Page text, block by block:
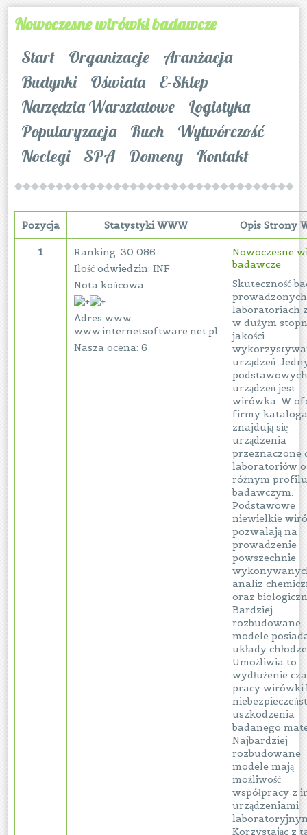
Nowoczesne wirówki badawcze
Start
Organizacje
Aranżacja
Budynki
Oświata
E-Sklep
Narzędzia Warsztatowe
Logistyka
Popularyzacja
Ruch
Wytwórczość
Noclegi
SPA Domeny Kontakt
Pozycja Statystyki WWW Opis Strony
1
Ranking: 30 086
Ilość odwiedzin: INF
Nota końcowa:
Adres www:
www.internetsoftware.net.pl
Nasza ocena: 6
Nowoczesne
badawcze
Skuteczność
laboratoriach
w dużym
jakości
urządzeń.
urządzeń jest
wirówka. W
firmy
znajdują się
urządzenia
przeznaczone
laboratoriów o
różnym
badawczym.
Podstawowe
niewielkie
pozwalają na
prowadzenie
powszechnie
analiz
oraz
Bardziej
rozbudowane
modele
układy
Umożliwia to
wydłużenie
pracy wirówki
uszkodzenia
badanego
Najbardziej
rozbudowane
modele mają
możliwość
współpracy z
urządzeniami
Korzystając z